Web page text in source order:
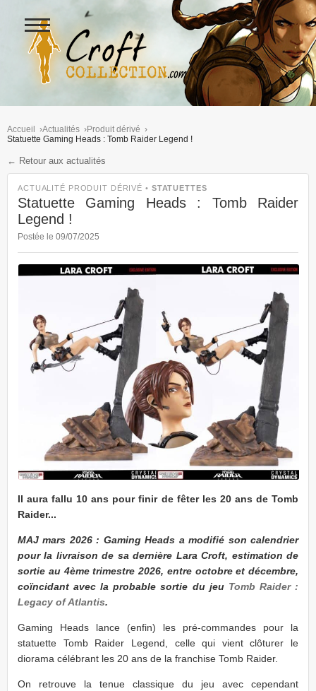
Figurines Lara Croft et
Ouvrir
le
menu
Accueil Actualités
Produit dérivé
Statuette Gaming Heads : Tomb Raider Legend !
← Retour aux actualités
ACTUALITÉ PRODUIT DÉRIVÉ • STATUETTES
Statuette Gaming Heads : Tomb Raider
Legend !
Postée le 09/07/2025
Il aura fallu 10 ans pour finir de fêter les 20 ans de Tomb
Raider...
MAJ mars 2026 : Gaming Heads a modifié son calendrier
pour la livraison de sa dernière Lara Croft, estimation de
sortie au 4ème trimestre 2026, entre octobre et décembre,
coïncidant avec la probable sortie du jeu Tomb Raider :
Legacy of Atlantis.
Gaming Heads lance (enfin) les pré-commandes pour la
statuette Tomb Raider Legend, celle qui vient clôturer le
diorama célébrant les 20 ans de la franchise Tomb Raider.
On retrouve la tenue classique du jeu avec cependant